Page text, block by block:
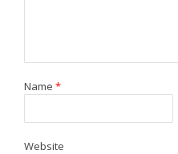
Name *
Website